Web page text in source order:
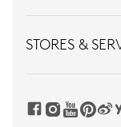
STORES &